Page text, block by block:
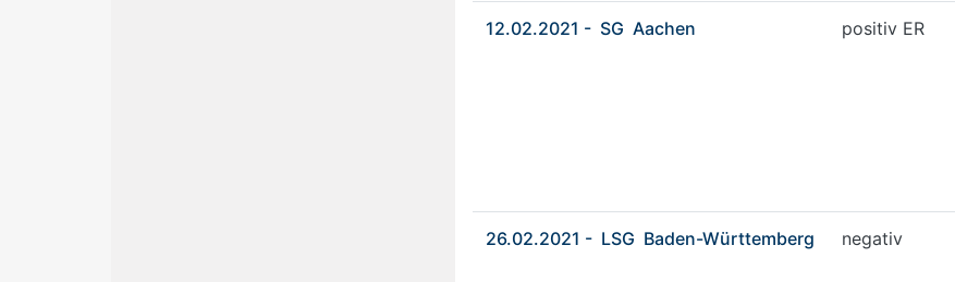
12.02.2021 - SG Aachen positiv ER
26.02.2021 - LSG Baden-Württemberg negativ